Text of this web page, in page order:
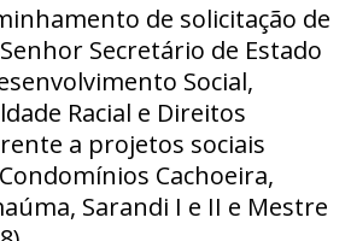
de solicitação de
Secretário de Estado
Social,
Racial e Direitos
a projetos sociais
Cachoeira,
Sarandi I e II e Mestre